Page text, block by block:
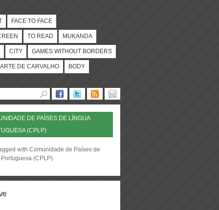
FACE TO FACE
TO READ MUKANDA
CITY GAMES WITHOUT BORDERS
DE CARVALHO BODY
DE PAÍSES DE LÍNGUA
(CPLP)
with Comunidade de Países de
(CPLP)